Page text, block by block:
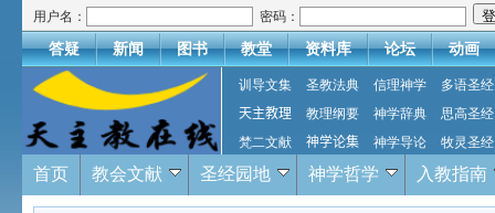
用户名： 密码：
答疑 新闻 图书 教堂 资料库 论坛 动画
训导文集 圣教法典 信理神学
多语圣经
天主教理
教理纲要 神学辞典
思高圣经
梵二文献
神学论集 神学导论 牧灵圣经
首页 教会文献 圣经园地 神学哲学 入教指南